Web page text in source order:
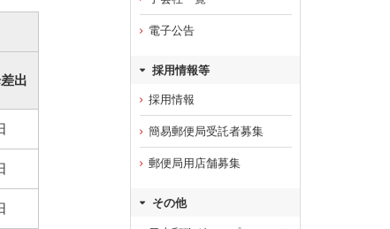
出
電子公告
採用情報等
採用情報
簡易郵便局受託者募集
郵便局用店舗募集
その他